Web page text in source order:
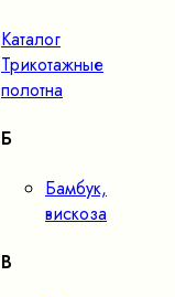
Каталог
Трикотажные
полотна
Б
Бамбук,
вискоза
В